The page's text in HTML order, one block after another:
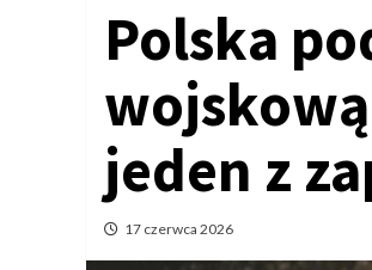
Polska
jeden z
17 czerwca 2026